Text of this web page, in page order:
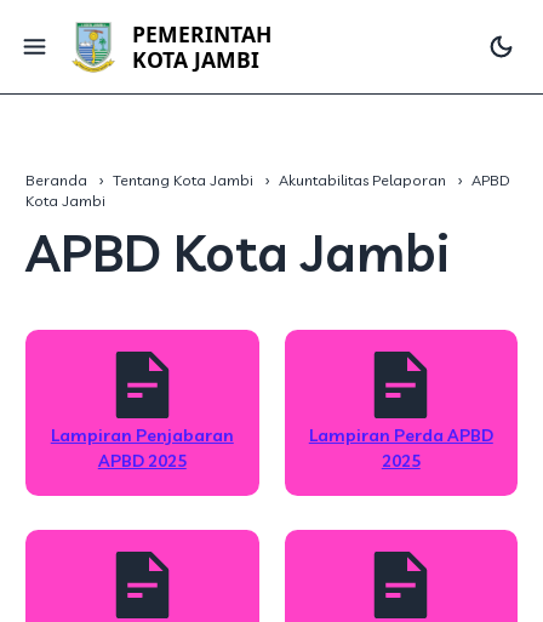
PEMERINTAH
KOTA JAMBI
Beranda Tentang Kota Jambi Akuntabilitas Pelaporan
APBD
Kota Jambi
APBD Kota Jambi
Lampiran Penjabaran
APBD 2025
Lampiran Perda APBD
2025